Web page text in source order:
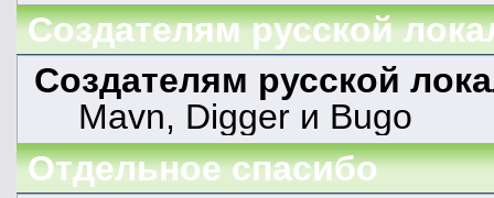
Создателям русской
Создателям русской
Mavn, Digger и Bugo
Отдельное спасибо